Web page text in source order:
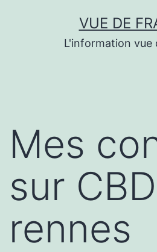
VUE DE
L'information vue
Mes
sur CBD
rennes